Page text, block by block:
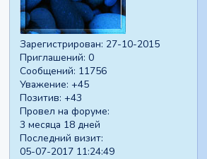
Зарегистрирован: 27-10-2015
Приглашений: 0
Сообщений: 11756
Уважение: +45
Позитив: +43
Провел на форуме:
3 месяца 18 дней
Последний визит:
05-07-2017 11:24:49